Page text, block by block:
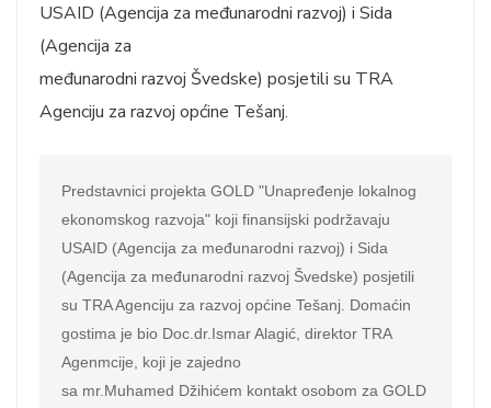
USAID (Agencija za međunarodni razvoj) i Sida
(Agencija za
međunarodni razvoj Švedske) posjetili su TRA
Agenciju za razvoj općine Tešanj.
Predstavnici projekta GOLD "Unapređenje lokalnog
ekonomskog razvoja" koji finansijski podržavaju
USAID (Agencija za međunarodni razvoj) i Sida
(Agencija za međunarodni razvoj Švedske) posjetili
su TRA Agenciju za razvoj općine Tešanj. Domaćin
gostima je bio Doc.dr.Ismar Alagić, direktor TRA
Agenmcije, koji je zajedno
sa mr.Muhamed Džihićem kontakt osobom za GOLD